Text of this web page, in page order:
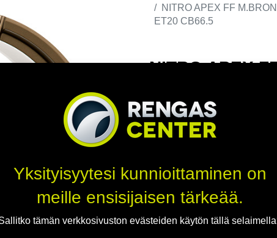
NITRO APEX FF
ET20 CB66.5
NITRO APEX
EAN:7332818115694
Tällä tuotteella ei ole
Jaa
Toimitusehdot
Yksityisyytesi kunnioittaminen on
meille ensisijaisen tärkeää.
tämän verkkosivuston evästeiden käytön tällä